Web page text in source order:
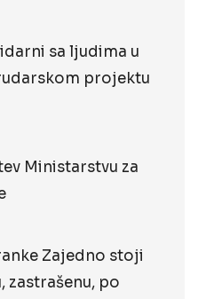
sa ljudima u
projektu
Ministarstvu za
Zajedno stoji
zastrašenu, po